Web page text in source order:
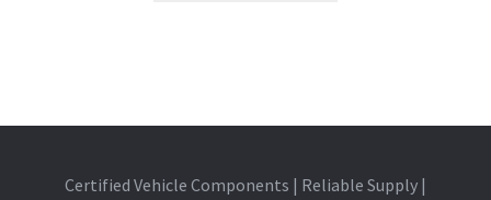
Certified Vehicle Components | Reliable Supply |